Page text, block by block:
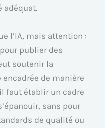
adéquat.
l’IA, mais attention :
publier des
soutenir la
de manière
faut établir un cadre
sans pour
de qualité ou